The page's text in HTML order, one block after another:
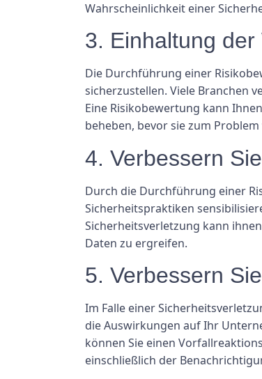
Wahrscheinlichkeit einer
3. Einhaltung der
Die Durchführung einer
sicherzustellen. Viele Branchen
Eine Risikobewertung kann
beheben, bevor sie zum
4. Verbessern
Durch die Durchführung einer
Sicherheitspraktiken
Sicherheitsverletzung kann
Daten zu ergreifen.
5. Verbessern
Im Falle einer
die Auswirkungen auf Ihr
können Sie einen
einschließlich der